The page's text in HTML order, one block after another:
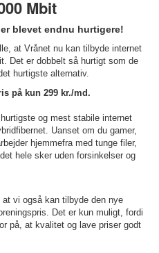
Mbit
blevet endnu hurtigere!
at Vrånet nu kan tilbyde internet
Det er dobbelt så hurtigt som de
hurtigste alternativ.
på kun 299 kr./md.
og mest stabile internet
Uanset om du gamer,
hjemmefra med tunge filer,
hele sker uden forsinkelser og
vi også kan tilbyde den nye
Det er kun muligt, fordi
på, at kvalitet og lave priser godt